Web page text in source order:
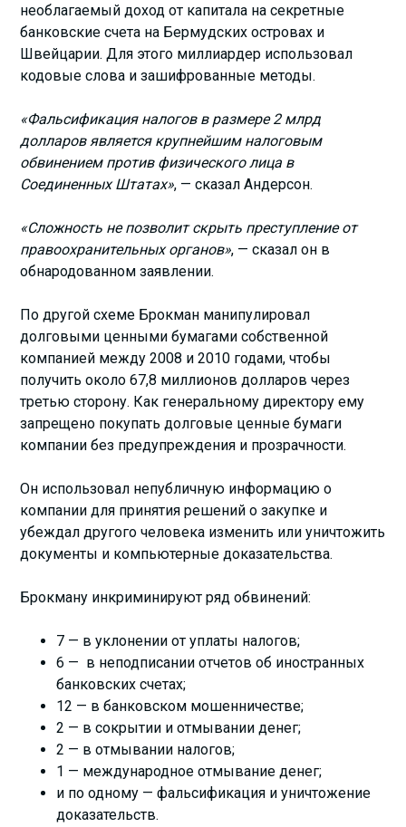
необлагаемый доход от капитала на секретные
банковские счета на Бермудских островах и
Швейцарии. Для этого миллиардер использовал
кодовые слова и зашифрованные методы.
«Фальсификация налогов в размере 2 млрд
долларов является крупнейшим налоговым
обвинением против физического лица в
Соединенных Штатах», — сказал Андерсон.
«Сложность не позволит скрыть преступление от
правоохранительных органов», — сказал он в
обнародованном заявлении.
По другой схеме Брокман манипулировал
долговыми ценными бумагами собственной
компанией между 2008 и 2010 годами, чтобы
получить около 67,8 миллионов долларов через
третью сторону. Как генеральному директору ему
запрещено покупать долговые ценные бумаги
компании без предупреждения и прозрачности.
Он использовал непубличную информацию о
компании для принятия решений о закупке и
убеждал другого человека изменить или уничтожить
документы и компьютерные доказательства.
Брокману инкриминируют ряд обвинений:
7 — в уклонении от уплаты налогов;
6 — в неподписании отчетов об иностранных
банковских счетах;
12 — в банковском мошенничестве;
2 — в сокрытии и отмывании денег;
2 — в отмывании налогов;
1 — международное отмывание денег;
и по одному — фальсификация и уничтожение
доказательств.